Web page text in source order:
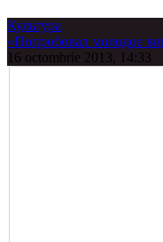
Культура
«Попробовал молодое
16 octombrie 2013, 14:33